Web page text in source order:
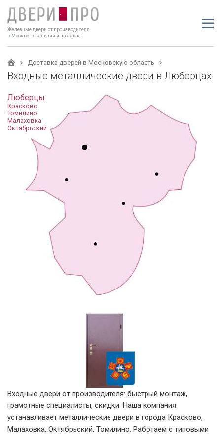
Железные двери от производителя
в Москве, в наличии и на заказ
Доставка дверей в Московскую область
Входные металлические двери в Люберцах
Люберцы
Красково
Томилино
Малаховка
Октябрьский
Входные двери от производителя: быстрый монтаж,
грамотные специалисты, скидки. Наша компания
устанавливает металлические двери в города Красково,
Малаховка, Октябрьский, Томилино. Работаем с типовыми